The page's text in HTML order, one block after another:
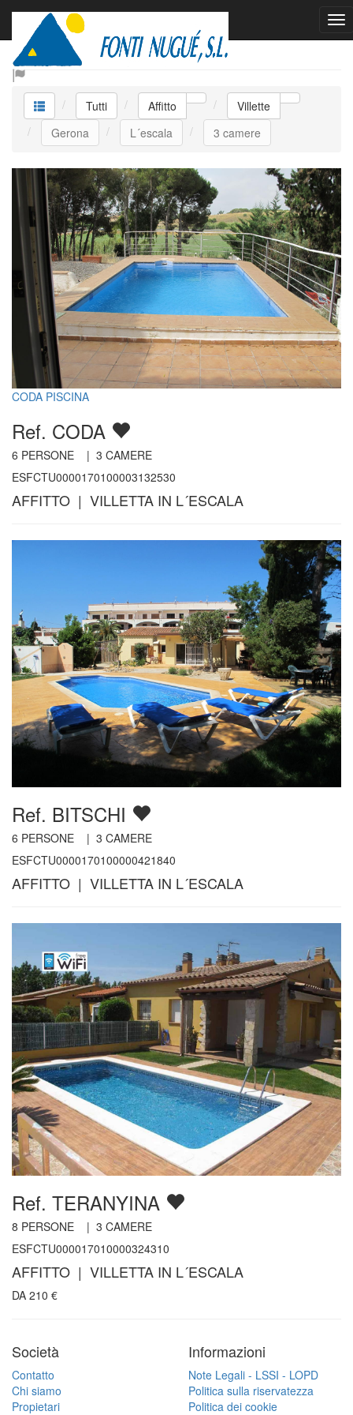
Affitto Villette
Tutti Affitto
Villette
Gerona
L´escala 3 camere
CODA PISCINA
Ref. CODA
6 PERSONE | 3 CAMERE
ESFCTU0000170100003132530
AFFITTO | VILLETTA IN L´ESCALA
Ref. BITSCHI
6 PERSONE | 3 CAMERE
ESFCTU0000170100000421840
AFFITTO | VILLETTA IN L´ESCALA
Ref. TERANYINA
8 PERSONE | 3 CAMERE
ESFCTU000017010000324310
AFFITTO | VILLETTA IN L´ESCALA
DA 210 €
Società
Contatto
Chi siamo
Propietari
Informazioni
Note Legali - LSSI - LOPD
Politica sulla riservatezza
Politica dei cookie